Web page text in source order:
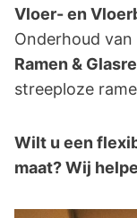
Vloer- en
Onderhoud
Ramen &
streeploze
Wilt u een
maat? Wij